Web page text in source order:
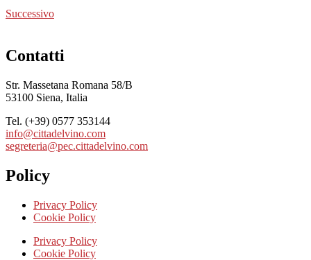
Successivo
Contatti
Str. Massetana Romana 58/B
53100 Siena, Italia
Tel. (+39) 0577 353144
info@cittadelvino.com
segreteria@pec.cittadelvino.com
Policy
Privacy Policy
Cookie Policy
Privacy Policy
Cookie Policy